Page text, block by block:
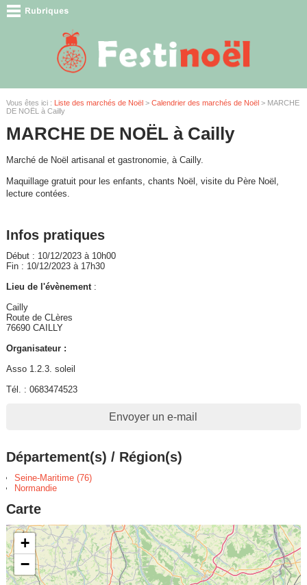
Vous êtes ici : Liste des marchés de Noël> Calendrier des marchés de Noël> MARCHE
DE NOËL à Cailly
MARCHE DE NOËL à Cailly
Marché de Noël artisanal et gastronomie, à Cailly.
Maquillage gratuit pour les enfants, chants Noël, visite du Père Noël,
lecture contées.
Infos pratiques
Début : 10/12/2023 à 10h00
Fin : 10/12/2023 à 17h30
Lieu de l'évènement:
Cailly
Route de CLères
76690 CAILLY
Organisateur :
Asso 1.2.3. soleil
Tél. : 0683474523
Envoyer un e-mail
Département(s) / Région(s)
Seine-Maritime (76)
Normandie
Carte
+
−